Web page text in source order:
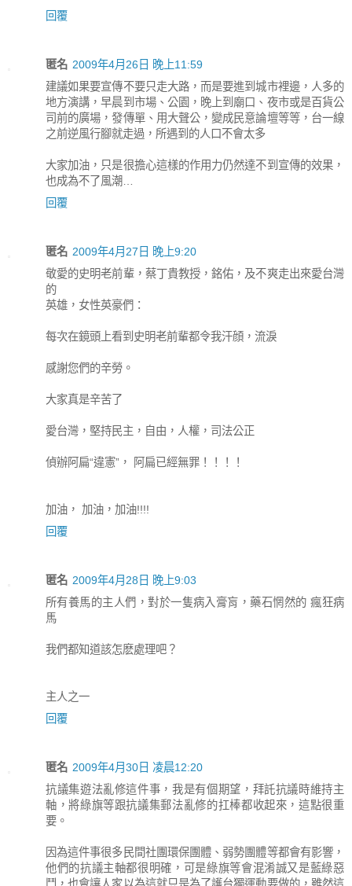
回覆
匿名 2009年4月26日 晚上11:59
建議如果要宣傳不要只走大路，而是要進到城市裡邊，人多的
地方演講，早晨到市場、公園，晚上到廟口、夜市或是百貨公
司前的廣場，發傳單、用大聲公，變成民意論壇等等，台一線
之前逆風行腳就走過，所遇到的人口不會太多
大家加油，只是很擔心這樣的作用力仍然達不到宣傳的效果，
也成為不了風潮…
回覆
匿名 2009年4月27日 晚上9:20
敬愛的史明老前輩，蔡丁貴教授，銘佑，及不爽走出來愛台灣
的
英雄，女性英豪們：
每次在鏡頭上看到史明老前輩都令我汗顔，流淚
感謝您們的辛勞。
大家真是辛苦了
愛台灣，堅持民主，自由，人權，司法公正
偵辦阿扁“違憲”， 阿扁已經無罪！！！！
加油， 加油，加油!!!!
回覆
匿名 2009年4月28日 晚上9:03
所有養馬的主人們，對於一隻病入膏肓，藥石惘然的 瘋狂病
馬
我們都知道該怎麽處理吧？
主人之一
回覆
匿名 2009年4月30日 凌晨12:20
抗議集遊法亂修這件事，我是有個期望，拜託抗議時維持主
軸，將綠旗等跟抗議集郵法亂修的扛棒都收起來，這點很重
要。
因為這件事很多民間社團環保團體、弱勢團體等都會有影響，
他們的抗議主軸都很明確，可是綠旗等會混淆誠又是藍綠惡